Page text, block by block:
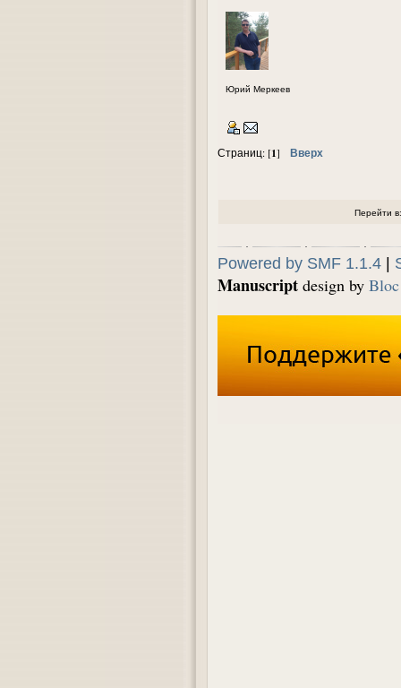
Юрий Меркеев
Страниц: [1] Вверх
Перейти в:
Powered by SMF 1.1.4 |
Manuscript design by Bloc